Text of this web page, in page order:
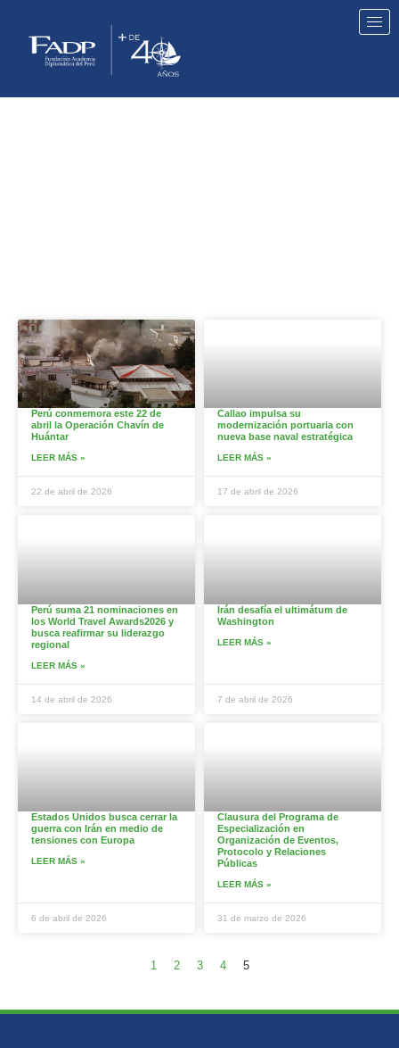
Perú conmemora este 22 de
abril la Operación Chavín de
Huántar
LEER MÁS »
22 de abril de 2026
Callao impulsa su
modernización portuaria con
nueva base naval estratégica
LEER MÁS »
17 de abril de 2026
Perú suma 21 nominaciones en
los World Travel Awards2026 y
busca reafirmar su liderazgo
regional
LEER MÁS »
14 de abril de 2026
Irán desafía el ultimátum de
Washington
LEER MÁS »
7 de abril de 2026
Estados Unidos busca cerrar la
guerra con Irán en medio de
tensiones con Europa
LEER MÁS »
6 de abril de 2026
Clausura del Programa de
Especialización en
Organización de Eventos,
Protocolo y Relaciones
Públicas
LEER MÁS »
31 de marzo de 2026
1 2 3 4 5